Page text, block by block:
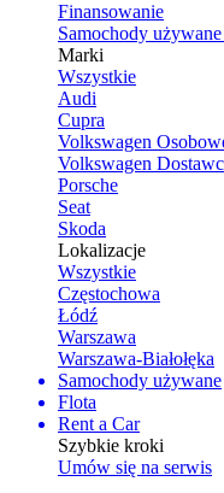
Finansowanie
Samochody
Marki
Wszystkie
Audi
Cupra
Volkswagen
Volkswagen
Porsche
Seat
Skoda
Lokalizacje
Wszystkie
Częstochowa
Łódź
Warszawa
Warszawa-Białołęka
Samochody używane
Flota
Rent a Car
Szybkie kroki
Umów się na serwis